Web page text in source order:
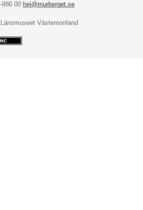
886 00 hej@murberget.se
Västernorrland